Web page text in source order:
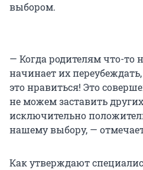
выбором.
— Когда родителям что-то
начинает их
это нравиться! Это
не можем заставить
исключительно
нашему выбору, —
Как утверждают